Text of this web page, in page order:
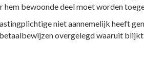
bewoonde deel moet worden
niet aannemelijk heeft
overgelegd waaruit